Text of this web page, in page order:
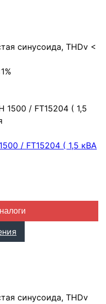
синусоида, THDv <
/ FT15204 ( 1,5 кВА
синусоида, THDv